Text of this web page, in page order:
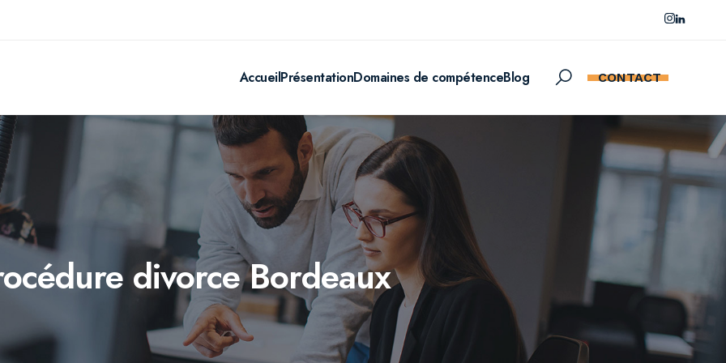
AccueilPrésentationDomaines de compétenceBlog CONTACT
divorce Bordeaux